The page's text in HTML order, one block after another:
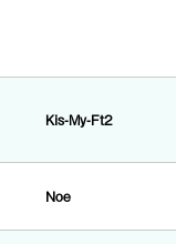
Kis-My-Ft2
Noe